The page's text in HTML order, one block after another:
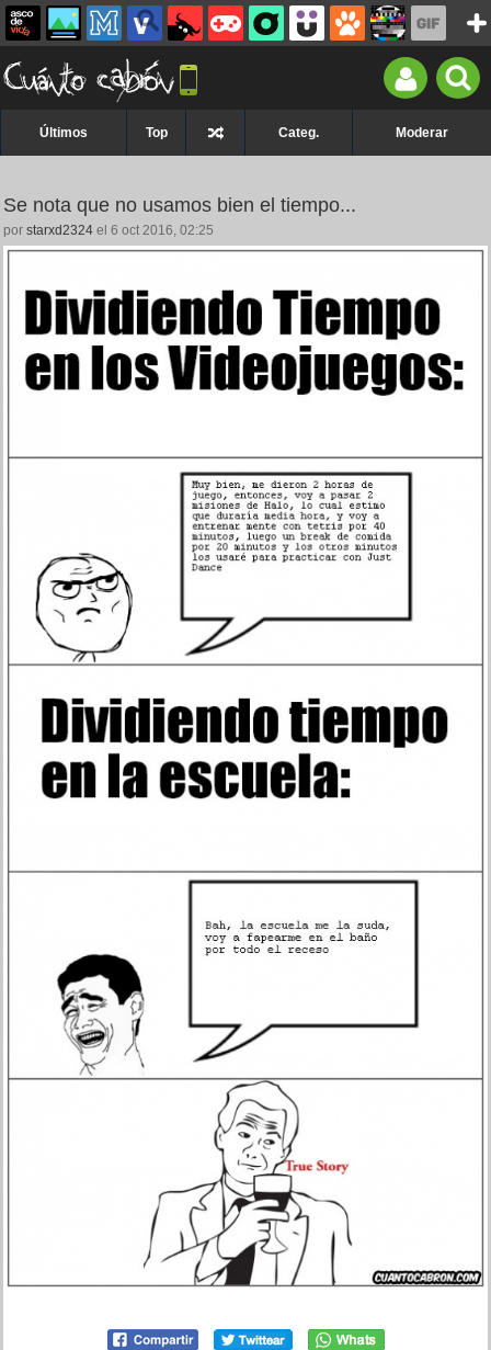
Últimos Top Categ. Moderar
Se nota que no usamos bien el tiempo...
por starxd2324 el 6 oct 2016, 02:25